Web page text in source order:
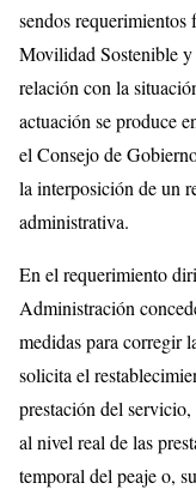
sendos
Movilidad Sostenible y
relación con la
actuación se produce
el Consejo de
la interposición de un
administrativa.
En el requerimiento
Administración
medidas para corregir
solicita el
prestación del
al nivel real de las
temporal del peaje o,